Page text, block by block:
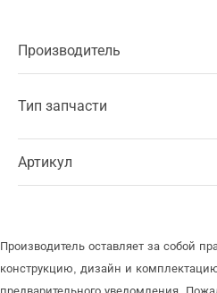
Производитель
Тип запчасти
Артикул
Производитель оставляет за собой
конструкцию, дизайн и